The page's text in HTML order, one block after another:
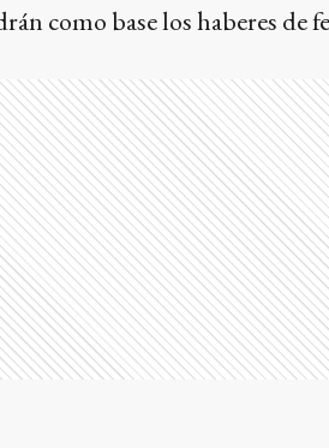
como base los haberes de